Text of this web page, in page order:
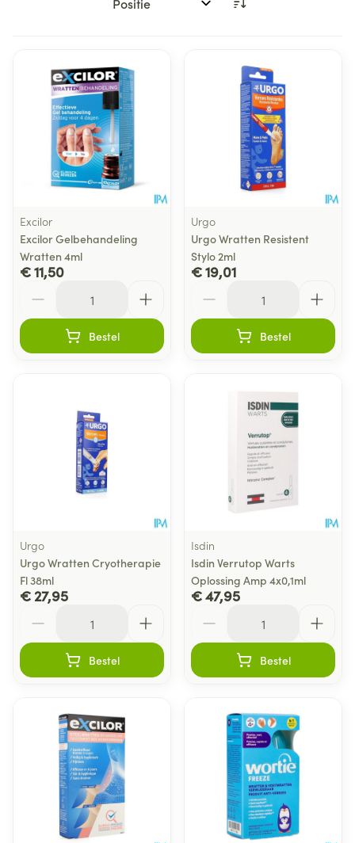
Sorteer op:
Excilor
Excilor Gelbehandeling
Wratten 4ml
€ 11,50
Bestel
Urgo
Urgo Wratten Resistent
Stylo 2ml
€ 19,01
Bestel
Urgo
Urgo Wratten Cryotherapie
Fl 38ml
€ 27,95
Bestel
Isdin
Isdin Verrutop Warts
Oplossing Amp 4x0,1ml
€ 47,95
Bestel